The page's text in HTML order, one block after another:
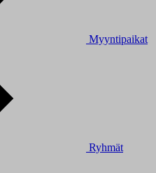
Myyntipaikat
Ryhmät